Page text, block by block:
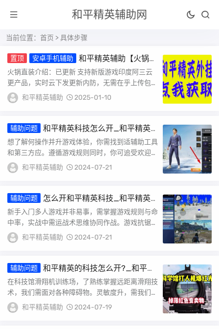
和平精英辅助网
当前位置： 首页 > 具体步骤
置顶 安卓手机辅助
和平精英辅助【火锅直
装稳定版】支持新版本游戏 全图透视 开火
自瞄 人物加速大黑耗子
火锅直装介绍：已更新 支持新版游戏印度阿三云
更产品，实时云下发更新内防，无需在乎上传包的
时间支持最新版和平精英还是原来的味道 还是一
样的...
和平精英辅助 2025-01-10
辅助问题
和平精英科技怎么开_和平精英
科技号怎么开
想了解何操作并升游戏体验，你需找到适辅助工具
和第三方应。遵循游戏规则同时，你可追受欢迎方
式升反应速度，借助功能模块达到高效游戏。具
体...
和平精英辅助 2024-07-21
辅助问题
怎么开和平精英科技_和平精英
中科技怎么开
新手入门多人游戏并非易事，需掌握游戏规则与命
中率，实战中需运战术思维协同作战。游戏抗锯齿
技术能让画面更，个性化设置能更地适应玩家操作
习惯...
和平精英辅助 2024-07-21
辅助问题
和平精英的科技怎么开?_和平精
英跳到科技馆怎么进
在科技馆滑翔机训练场，了熟练掌握远距离滑翔技
术，我们需面对各种障碍物。灵敏度升，需我们对
周围环境清晰感知并能够迅速应对。具体步骤包括
调整...
和平精英辅助 2024-07-19